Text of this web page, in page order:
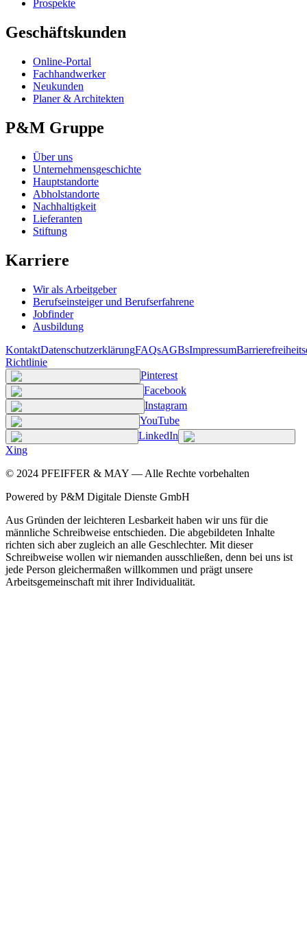
Prospekte
Geschäftskunden
Online-Portal
Fachhandwerker
Neukunden
Planer & Architekten
P&M Gruppe
Über uns
Unternehmensgeschichte
Hauptstandorte
Abholstandorte
Nachhaltigkeit
Lieferanten
Stiftung
Karriere
Wir als Arbeitgeber
Berufseinsteiger und Berufserfahrene
Jobfinder
Ausbildung
KontaktDatenschutzerklärungFAQsAGBsImpressum
Richtlinie
Pinterest
Facebook
Instagram
YouTube
LinkedIn
Xing
© 2024 PFEIFFER & MAY — Alle Rechte vorbehalten
Powered by P&M Digitale Dienste GmbH
Aus Gründen der leichteren Lesbarkeit haben wir uns für die
männliche Schreibweise entschieden. Die abgebildeten Inhalte
richten sich aber zugleich an alle Geschlechter. Mit dieser
Schreibweise wollen wir niemanden ausschließen, denn bei uns ist
jede Person gleichermaßen willkommen und prägt unsere
Arbeitsgemeinschaft mit ihrer Individualität.